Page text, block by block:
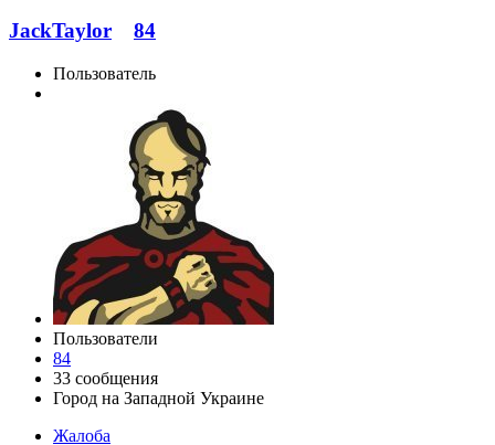
JackTaylor 84
Пользователь
Пользователи
84
33 сообщения
Город на Западной Украине
Жалоба